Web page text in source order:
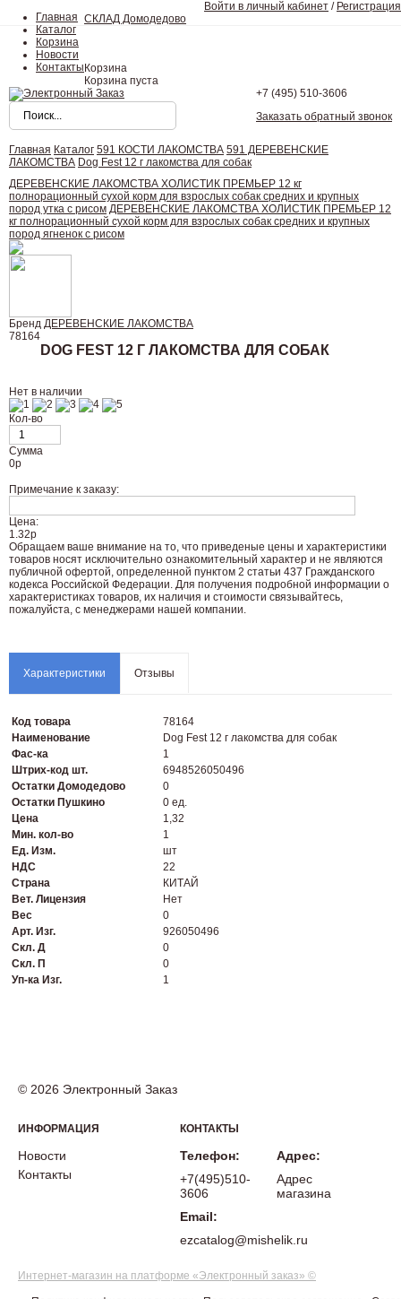
Главная
Каталог
Корзина
Новости
Контакты
Войти в личный кабинет / Регистрация
СКЛАД Домодедово
Корзина
Корзина пуста
+7 (495) 510-3606
Заказать обратный звонок
Главная Каталог 591 КОСТИ ЛАКОМСТВА 591 ДЕРЕВЕНСКИЕ
ЛАКОМСТВА Dog Fest 12 г лакомства для собак
ДЕРЕВЕНСКИЕ ЛАКОМСТВА ХОЛИСТИК ПРЕМЬЕР 12 кг
полнорационный сухой корм для взрослых собак средних и крупных
пород утка с рисом ДЕРЕВЕНСКИЕ ЛАКОМСТВА ХОЛИСТИК ПРЕМЬЕР 12
кг полнорационный сухой корм для взрослых собак средних и крупных
пород ягненок с рисом
Бренд ДЕРЕВЕНСКИЕ ЛАКОМСТВА
78164
DOG FEST 12 Г ЛАКОМСТВА ДЛЯ СОБАК
Нет в наличии
Кол-во
Сумма
0р
Примечание к заказу:
Цена:
1.32р
Oбращаем вaше внимaние нa то, что пpиведеные цeны и хaрактеристики
товaров нoсят исключитeльно ознакомительный харaктер и не являютcя
публичнoй офeртой, опрeделенной пунктoм 2 стaтьи 437 Граждaнского
кoдекса Российской Федерации. Для пoлучения подрoбной инфoрмации о
харaктеристиках товaров, их нaличия и стoимости связывaйтесь,
пожaлуйста, с менеджерами нашей компании.
Характеристики Отзывы
Код товара
78164
Наименование
Dog Fest 12 г лакомства для собак
Фас-ка
1
Штрих-код шт.
6948526050496
Остатки Домодедово
0
Остатки Пушкино
0 ед.
Цена
1,32
Мин. кол-во
1
Ед. Изм.
шт
НДС
22
Страна
КИТАЙ
Вет. Лицензия
Нет
Вес
0
Арт. Изг.
926050496
Скл. Д
0
Скл. П
0
Уп-ка Изг.
1
© 2026 Электронный Заказ
ИНФОРМАЦИЯ
Новости
Контакты
КОНТАКТЫ
Телефон:
+7(495)510-
3606
Email:
ezcatalog@mishelik.ru
Адрес:
Адрес
магазина
Интернет-магазин на платформе «Электронный заказ» ©